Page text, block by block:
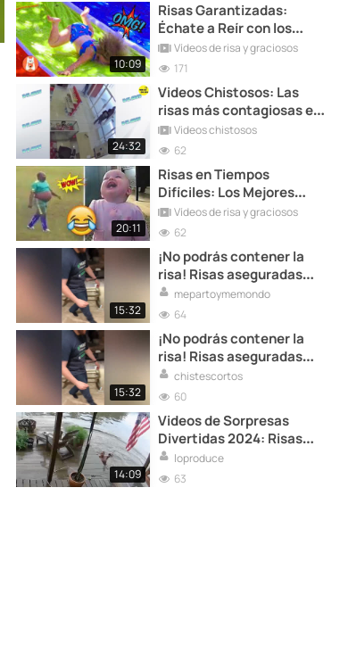
10:09
Risas Garantizadas:
Échate a Reír con los
Mejores Videos de Risa
2024
Vídeos de risa y graciosos
171
24:32
Videos Chistosos: Las
risas más contagiosas en
la redVideos chistosos
62
20:11
Risas en Tiempos
Difíciles: Los Mejores
Videos de Risa 2024 que
Alegran el Día
Vídeos de risa y graciosos
62
15:32
¡No podrás contener la
risa! Risas aseguradas
con estos vídeos de
comedia
mepartoymemondo
64
15:32
¡No podrás contener la
risa! Risas aseguradas
con estos vídeos de
comedia
chistescortos
60
14:09
Videos de Sorpresas
Divertidas 2024: Risas
Inesperadas
loproduce
63